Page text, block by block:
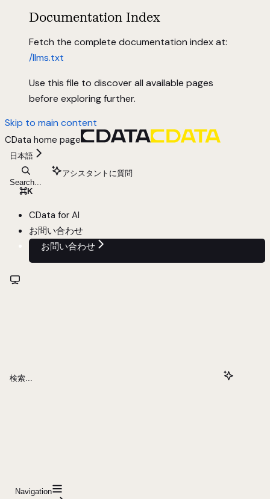
Documentation Index
Fetch the complete documentation index at:
/llms.txt
Use this file to discover all available pages
before exploring further.
Skip to main content
CData home page
日本語
Search...
⌘K
アシスタントに質問
CData for AI
お問い合わせ
お問い合わせ
検索...
Navigation